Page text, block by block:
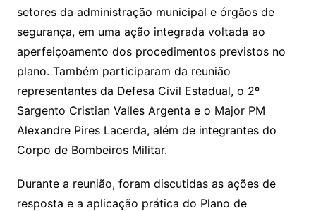
setores da administração municipal e órgãos de
segurança, em uma ação integrada voltada ao
aperfeiçoamento dos procedimentos previstos no
plano. Também participaram da reunião
representantes da Defesa Civil Estadual, o 2º
Sargento Cristian Valles Argenta e o Major PM
Alexandre Pires Lacerda, além de integrantes do
Corpo de Bombeiros Militar.
Durante a reunião, foram discutidas as ações de
resposta e a aplicação prática do Plano de